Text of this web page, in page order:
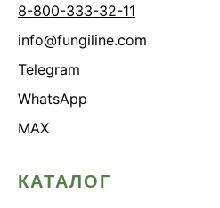
8-800-333-32-11
info@fungiline.com
Telegram
WhatsApp
MAX
КАТАЛОГ